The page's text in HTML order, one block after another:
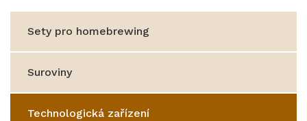
Sety pro homebrewing
Suroviny
Technologická zařízení